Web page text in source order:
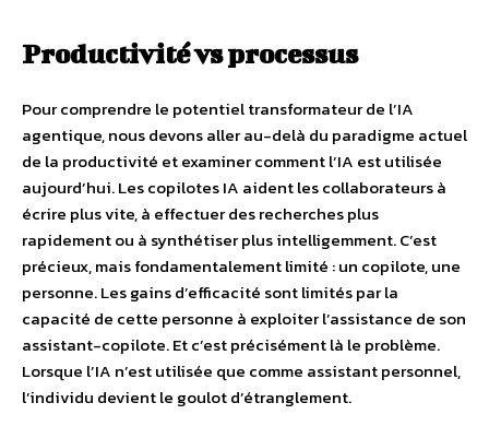
Productivité vs processus
Pour comprendre le potentiel transformateur de l’IA
agentique, nous devons aller au-delà du paradigme actuel
de la productivité et examiner comment l’IA est utilisée
aujourd’hui. Les copilotes IA aident les collaborateurs à
écrire plus vite, à effectuer des recherches plus
rapidement ou à synthétiser plus intelligemment. C’est
précieux, mais fondamentalement limité : un copilote, une
personne. Les gains d’efficacité sont limités par la
capacité de cette personne à exploiter l’assistance de son
assistant-copilote. Et c’est précisément là le problème.
Lorsque l’IA n’est utilisée que comme assistant personnel,
l’individu devient le goulot d’étranglement.